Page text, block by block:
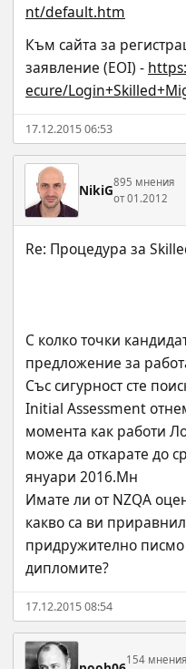
nt/default.htm
Към сайта за
заявление (EOI) -
ecure/
17.12.2015 06:53
NikiG895 мнения
от 01.2012
С колко точки
предложение за
Със сигурност сте
Initial Assessment
момента как работи
може да откарате до
януари 2016.Мн
Имате ли от NZQA
какво са ви
придружително писмо
дипломите?
17.12.2015 08:54
154 мнения